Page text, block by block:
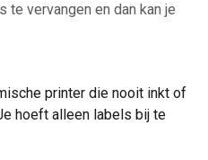
te vervangen en dan kan je
printer die nooit inkt of
hoeft alleen labels bij te